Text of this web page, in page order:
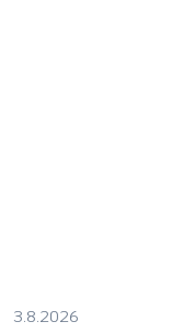
3.8.2026